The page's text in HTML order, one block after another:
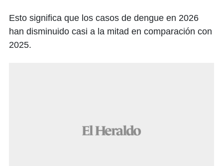
Esto significa que los casos de dengue en 2026
han disminuido casi a la mitad en comparación con
2025.